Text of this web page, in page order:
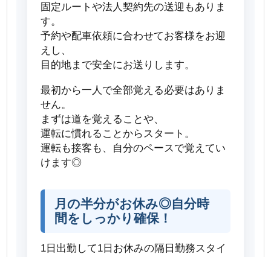
固定ルートや法人契約先の送迎もありま
す。
予約や配車依頼に合わせてお客様をお迎
えし、
目的地まで安全にお送りします。
最初から一人で全部覚える必要はありま
せん。
まずは道を覚えることや、
運転に慣れることからスタート。
運転も接客も、自分のペースで覚えてい
けます◎
月の半分がお休み◎自分時
間をしっかり確保！
1日出勤して1日お休みの隔日勤務スタイ